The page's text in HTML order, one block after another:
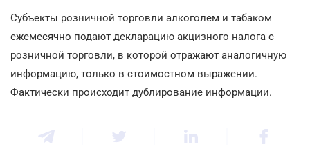
Субъекты розничной торговли алкоголем и табаком
ежемесячно подают декларацию акцизного налога с
розничной торговли, в которой отражают аналогичную
информацию, только в стоимостном выражении.
Фактически происходит дублирование информации.